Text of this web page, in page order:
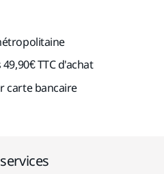
TTC d'achat
carte bancaire